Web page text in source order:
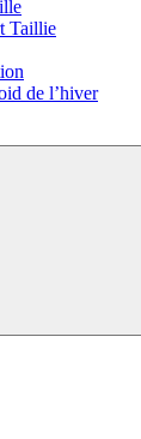
Taillie
de l’hiver